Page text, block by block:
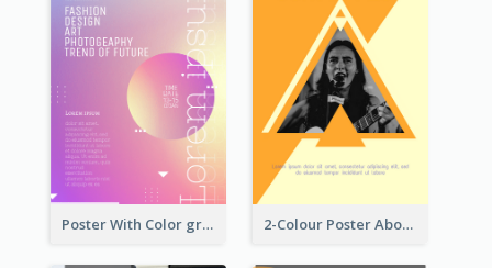
Poster With Color gradient From Yellow To Blue 2-Colour Poster About Music Festival